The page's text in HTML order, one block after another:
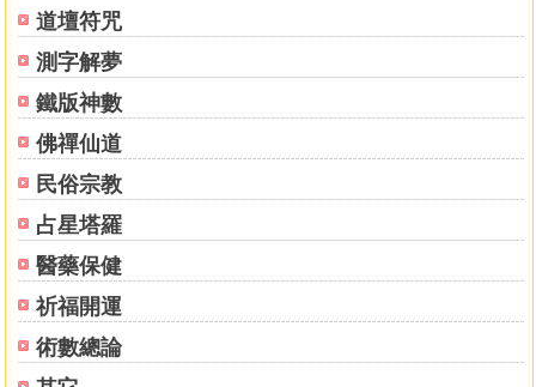
道壇符咒
測字解夢
鐵版神數
佛禪仙道
民俗宗教
占星塔羅
醫藥保健
祈福開運
術數總論
飛星賦
玄關同竅歌
年月日時紫白圖
太歲．七煞．年月三煞
紫白訣上篇
紫白訣下篇
八宅天元賦
從師隨筆
地理精纂